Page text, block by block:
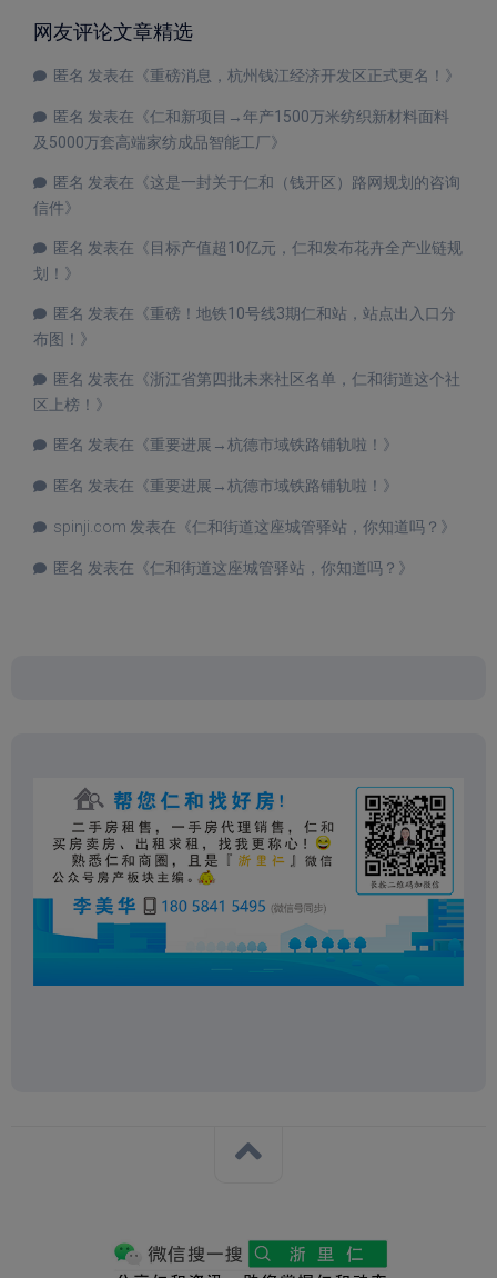
网友评论文章精选
匿名 发表在《重磅消息，杭州钱江经济开发区正式更名！ 》
匿名 发表在《仁和新项目→年产1500万米纺织新材料面料
及5000万套高端家纺成品智能工厂》
匿名 发表在《这是一封关于仁和（钱开区）路网规划的咨询
信件》
匿名 发表在《目标产值超10亿元，仁和发布花卉全产业链规
划！ 》
匿名 发表在《重磅！地铁10号线3期仁和站，站点出入口分
布图！ 》
匿名 发表在《浙江省第四批未来社区名单，仁和街道这个社
区上榜！ 》
匿名 发表在《重要进展→杭德市域铁路铺轨啦！ 》
匿名 发表在《重要进展→杭德市域铁路铺轨啦！ 》
spinji.com 发表在《仁和街道这座城管驿站，你知道吗？ 》
匿名 发表在《仁和街道这座城管驿站，你知道吗？ 》